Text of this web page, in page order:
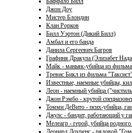
Джон Доу
Мистер Блондин
Клан Рорков
Билл Уэртон (Дикий Билл)
Амбал и его банда
Данила Сергеевич Багров
Графиня Дракула (Элизабет
Майк - маньяк-убийца из
Тревис Бикл из фильма
Известные, наемные убийцы,
Леон - наемный убийца
Джон Рэмбо - крутой
Томми ДеВито - псих-убийца,
Джулс - бандит, работающий у
Мелеагр - герой, убийца
Леонард Лоуренс - рядовой